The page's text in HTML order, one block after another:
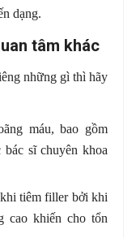
dạng.
tâm khác
những gì thì hãy
máu, bao gồm
sĩ chuyên khoa
tiêm filler bởi khi
cao khiến cho tổn